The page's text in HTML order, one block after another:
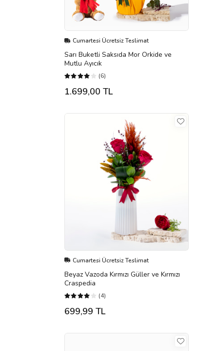
Cumartesi Ücretsiz Teslimat
Sarı Buketli Saksıda Mor Orkide ve
Mutlu Ayıcık
(6)
1.699,00 TL
Cumartesi Ücretsiz Teslimat
Beyaz Vazoda Kırmızı Güller ve Kırmızı
Craspedia
(4)
699,99 TL